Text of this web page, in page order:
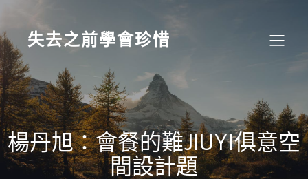
content
失去之前學會珍惜
楊丹旭：會餐的難JIUYI俱意空
間設計題